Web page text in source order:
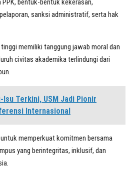
bentuk-bentuk kekerasan,
sanksi administratif, serta hak
memiliki tanggung jawab moral dan
civitas akademika terlindungi dari
Isu Terkini, USM Jadi Pionir
Internasional
memperkuat komitmen bersama
yang berintegritas, inklusif, dan